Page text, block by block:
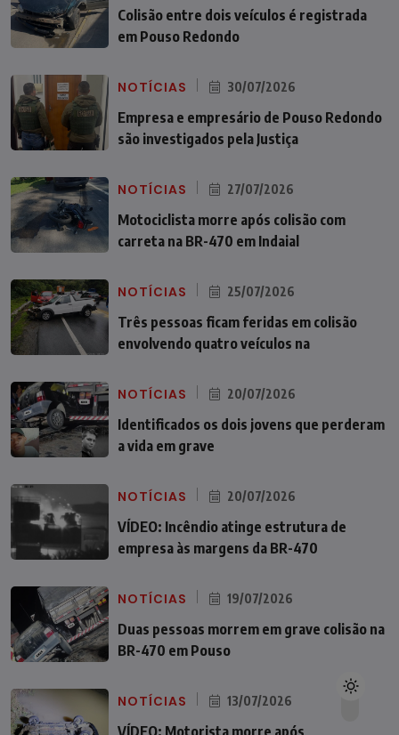
Colisão entre dois veículos é registrada
em Pouso Redondo
NOTÍCIAS 30/07/2026
Empresa e empresário de Pouso Redondo
são investigados pela Justiça
NOTÍCIAS 27/07/2026
Motociclista morre após colisão com
carreta na BR-470 em Indaial
NOTÍCIAS 25/07/2026
Três pessoas ficam feridas em colisão
envolvendo quatro veículos na
NOTÍCIAS 20/07/2026
Identificados os dois jovens que perderam
a vida em grave
NOTÍCIAS 20/07/2026
VÍDEO: Incêndio atinge estrutura de
empresa às margens da BR-470
NOTÍCIAS 19/07/2026
Duas pessoas morrem em grave colisão na
BR-470 em Pouso
NOTÍCIAS 13/07/2026
VÍDEO: Motorista morre após